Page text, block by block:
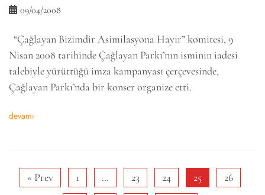
09/04/2008
“Çağlayan Bizimdir Asimilasyona Hayır” komitesi, 9
Nisan 2008 tarihinde Çağlayan Parkı’nın isminin iadesi
talebiyle yürüttüğü imza kampanyası çerçevesinde,
Çağlayan Parkı’nda bir konser organize etti.
devamı
« Prev 1 … 23 24 25
26